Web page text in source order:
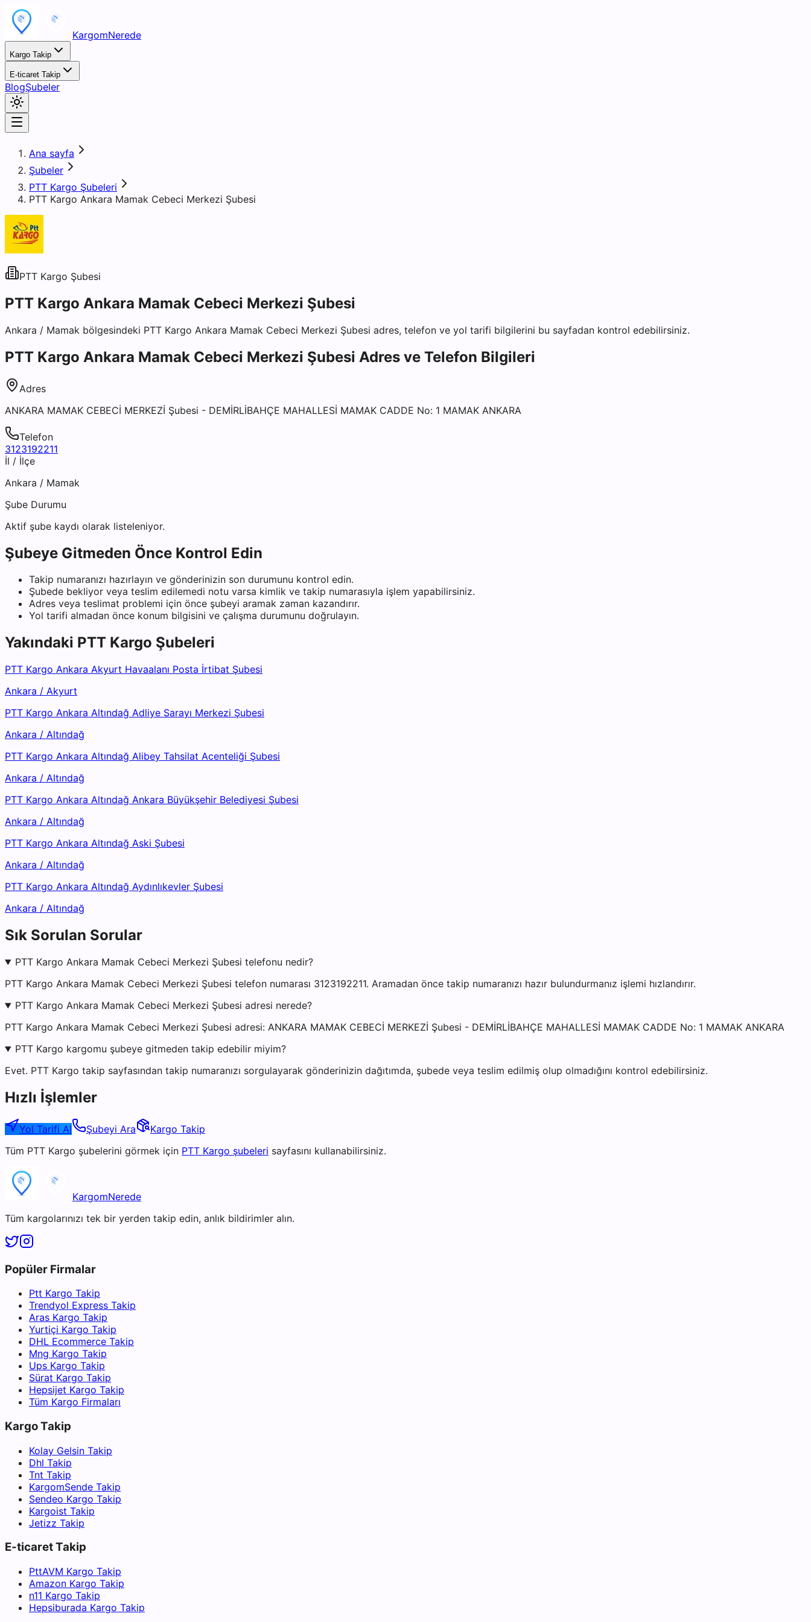
KargomNerede
Kargo Takip
E-ticaret Takip
BlogŞubeler
Ana sayfa
Şubeler
PTT Kargo Şubeleri
PTT Kargo Ankara Mamak Cebeci Merkezi Şubesi
PTT Kargo Şubesi
PTT Kargo Ankara Mamak Cebeci Merkezi Şubesi
Ankara / Mamak bölgesindeki PTT Kargo Ankara Mamak Cebeci Merkezi Şubesi adres, telefon ve yol tarifi bilgilerini bu sayfadan kontrol edebilirsiniz.
PTT Kargo Ankara Mamak Cebeci Merkezi Şubesi Adres ve Telefon Bilgileri
Adres
ANKARA MAMAK CEBECİ MERKEZİ Şubesi - DEMİRLİBAHÇE MAHALLESİ MAMAK CADDE No: 1 MAMAK ANKARA
Telefon
3123192211
İl / İlçe
Ankara / Mamak
Şube Durumu
Aktif şube kaydı olarak listeleniyor.
Şubeye Gitmeden Önce Kontrol Edin
Takip numaranızı hazırlayın ve gönderinizin son durumunu kontrol edin.
Şubede bekliyor veya teslim edilemedi notu varsa kimlik ve takip numarasıyla işlem yapabilirsiniz.
Adres veya teslimat problemi için önce şubeyi aramak zaman kazandırır.
Yol tarifi almadan önce konum bilgisini ve çalışma durumunu doğrulayın.
Yakındaki PTT Kargo Şubeleri
PTT Kargo Ankara Akyurt Havaalanı Posta İrtibat Şubesi
Ankara / Akyurt
PTT Kargo Ankara Altındağ Adliye Sarayı Merkezi Şubesi
Ankara / Altındağ
PTT Kargo Ankara Altındağ Alibey Tahsilat Acenteliği Şubesi
Ankara / Altındağ
PTT Kargo Ankara Altındağ Ankara Büyükşehir Belediyesi Şubesi
Ankara / Altındağ
PTT Kargo Ankara Altındağ Aski Şubesi
Ankara / Altındağ
PTT Kargo Ankara Altındağ Aydınlıkevler Şubesi
Ankara / Altındağ
Sık Sorulan Sorular
PTT Kargo Ankara Mamak Cebeci Merkezi Şubesi telefonu nedir?
PTT Kargo Ankara Mamak Cebeci Merkezi Şubesi telefon numarası 3123192211. Aramadan önce takip numaranızı hazır bulundurmanız işlemi hızlandırır.
PTT Kargo Ankara Mamak Cebeci Merkezi Şubesi adresi nerede?
PTT Kargo Ankara Mamak Cebeci Merkezi Şubesi adresi: ANKARA MAMAK CEBECİ MERKEZİ Şubesi - DEMİRLİBAHÇE MAHALLESİ MAMAK CADDE No: 1 MAMAK ANKARA
PTT Kargo kargomu şubeye gitmeden takip edebilir miyim?
Evet. PTT Kargo takip sayfasından takip numaranızı sorgulayarak gönderinizin dağıtımda, şubede veya teslim edilmiş olup olmadığını kontrol edebilirsiniz.
Hızlı İşlemler
Yol Tarifi Al Şubeyi Ara
Kargo Takip
Tüm PTT Kargo şubelerini görmek için PTT Kargo şubeleri sayfasını kullanabilirsiniz.
KargomNerede
Tüm kargolarınızı tek bir yerden takip edin, anlık bildirimler alın.
Popüler Firmalar
Ptt Kargo Takip
Trendyol Express Takip
Aras Kargo Takip
Yurtiçi Kargo Takip
DHL Ecommerce Takip
Mng Kargo Takip
Ups Kargo Takip
Sürat Kargo Takip
Hepsijet Kargo Takip
Tüm Kargo Firmaları
Kargo Takip
Kolay Gelsin Takip
Dhl Takip
Tnt Takip
KargomSende Takip
Sendeo Kargo Takip
Kargoist Takip
Jetizz Takip
E-ticaret Takip
PttAVM Kargo Takip
Amazon Kargo Takip
n11 Kargo Takip
Hepsiburada Kargo Takip